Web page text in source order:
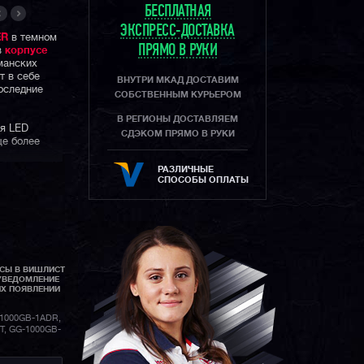
в темном
корпусе
в себе
LED
более
а
модель
земли и
и
В ВИШЛИСТ
ПОЯВЛЕНИИ
1ADR,
GG-1000GB-
БЕСПЛАТНАЯ
ЭКСПРЕСС-ДОСТАВКА
ПРЯМО В РУКИ
ВНУТРИ МКАД ДОСТАВИМ
СОБСТВЕННЫМ КУРЬЕРОМ
В РЕГИОНЫ ДОСТАВЛЯЕМ
СДЭКОМ ПРЯМО В РУКИ
РАЗЛИЧНЫЕ
СПОСОБЫ ОПЛАТЫ